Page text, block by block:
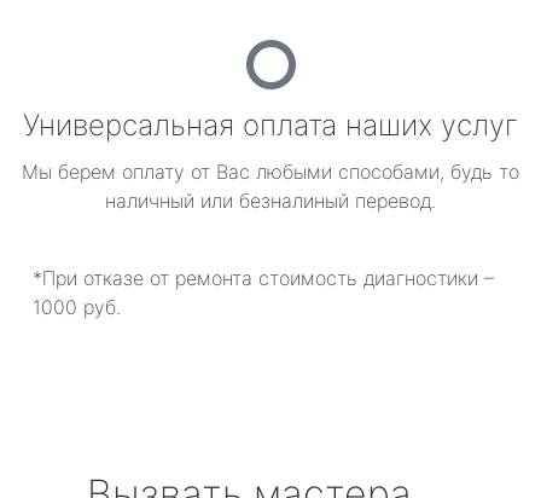
Универсальная оплата наших услуг
Мы берем оплату от Вас любыми способами, будь то
наличный или безналиный перевод.
*При отказе от ремонта стоимость диагностики –
1000 руб.